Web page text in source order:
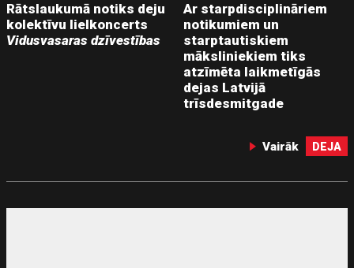
Rātslaukumā notiks deju
kolektīvu lielkoncerts
Vidusvasaras dzīvestības
Ar starpdisciplināriem
notikumiem un
starptautiskiem
māksliniekiem tiks
atzīmēta laikmetīgās
dejas Latvijā
trīsdesmitgade
Vairāk DEJA